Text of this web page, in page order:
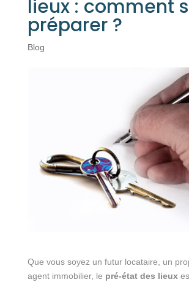
lieux : comment
préparer ?
Blog
Que vous soyez un futur locataire, un
agent immobilier, le pré-état des lieux